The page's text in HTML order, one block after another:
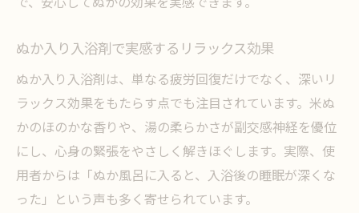
ぬか入り入浴剤で実感するリラックス効果
ぬか入り入浴剤は、単なる疲労回復だけでなく、深いリ
ラックス効果をもたらす点でも注目されています。米ぬ
かのほのかな香りや、湯の柔らかさが副交感神経を優位
にし、心身の緊張をやさしく解きほぐします。実際、使
用者からは「ぬか風呂に入ると、入浴後の睡眠が深くな
った」という声も多く寄せられています。